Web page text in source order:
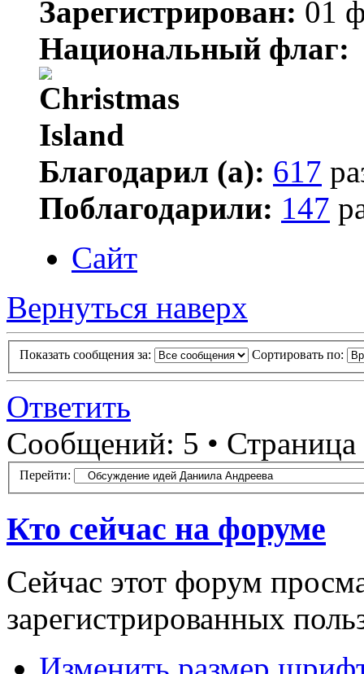
Зарегистрирован: 01
Национальный флаг:
Благодарил (а): 617
Поблагодарили: 147
Сайт
Вернуться наверх
Показать сообщения за: Сортировать по:
Ответить
Сообщений: 5 • Страница
Перейти:
Кто сейчас на форуме
Сейчас этот форум
зарегистрированных